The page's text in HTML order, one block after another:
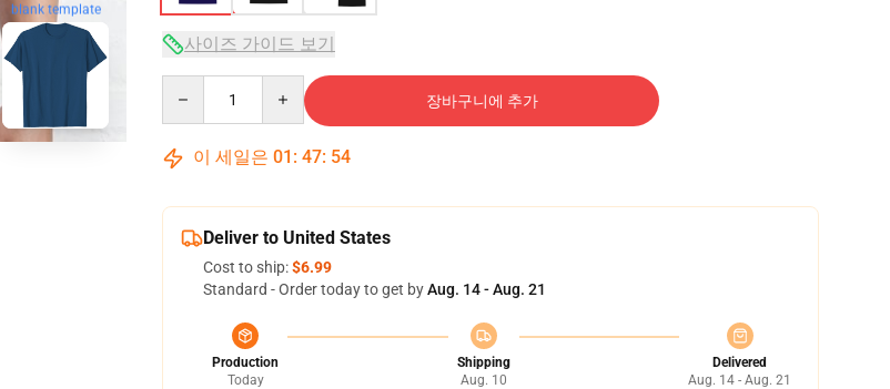
blank template
사이즈 가이드 보기
장바구니에 추가
이 세일은 01 : 47: 53
Deliver to United States
Cost to ship:$6.99
Standard - Order today to get byAug. 14 - Aug. 21
Production
Today
Shipping
Aug. 10
Delivered
Aug. 14 - Aug. 21